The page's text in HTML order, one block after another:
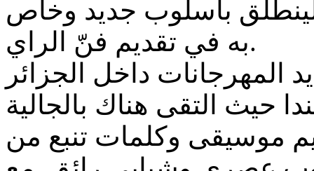
لينطلق بأسلوب جديد وخاص
به في تقديم فنّ الراي.
داخل الجزائر
حيث التقى هناك بالجالية
موسيقى وكلمات تنبع من